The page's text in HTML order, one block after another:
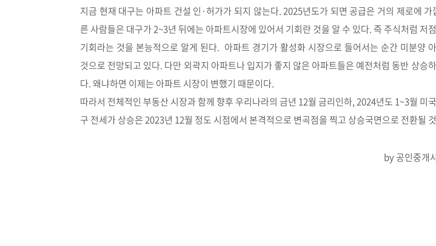
지금 현재 대구는 아파트 건설 인·허가가 되지 않는다. 2025년도가 되면 공급은 거의 제로에
른 사람들은 대구가 2~3년 뒤에는 아파트시장에 있어서 기회란 것을 알 수 있다. 즉 주식처럼 저
기회라는 것을 본능적으로 알게 된다. 아파트 경기가 활성화 시장으로 들어서는 순간 미분양
것으로 전망되고 있다. 다만 외곽지 아파트나 입지가 좋지 않은 아파트들은 예전처럼 동반 상승
다. 왜냐하면 이제는 아파트 시장이 변했기 때문이다.
따라서 전체적인 부동산 시장과 함께 향후 우리나라의 금년 12월 금리인하, 2024년도 1~3월 미
구 전세가 상승은 2023년 12월 정도 시점에서 본격적으로 변곡점을 찍고 상승국면으로 전환될
by 공인중개사 김상